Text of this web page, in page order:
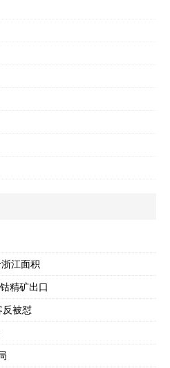
江面积
精矿出口
反被怼